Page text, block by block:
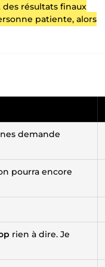
résultats finaux
patiente, alors
demande
pourra encore
rien à dire. Je